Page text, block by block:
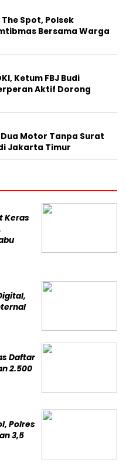
Spot, Polsek
Bersama Warga
Ketum FBJ Budi
Aktif Dorong
Motor Tanpa Surat
Jakarta Timur
Keras
Daftar
2.500
Polres
3,5